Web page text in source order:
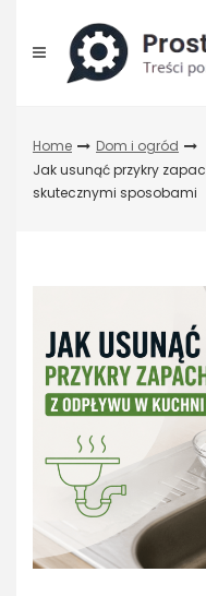
content
Home
Dom i ogród
Jak usunąć przykry
skutecznymi sposobami